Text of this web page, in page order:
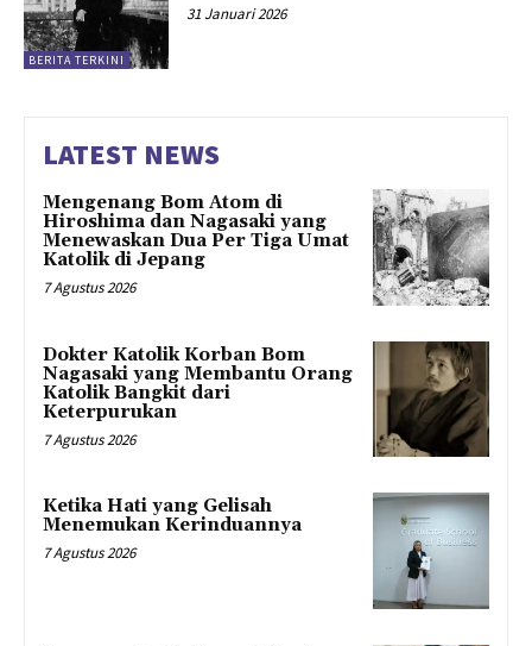
BERITA TERKINI
31 Januari 2026
LATEST NEWS
Mengenang Bom Atom di
Hiroshima dan Nagasaki yang
Menewaskan Dua Per Tiga Umat
Katolik di Jepang
7 Agustus 2026
Dokter Katolik Korban Bom
Nagasaki yang Membantu Orang
Katolik Bangkit dari
Keterpurukan
7 Agustus 2026
Ketika Hati yang Gelisah
Menemukan Kerinduannya
7 Agustus 2026